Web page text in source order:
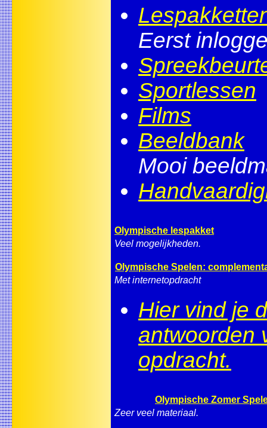
Eerst
Sportlessen
Films
Beeldbank
Mooi
Olympische lespakket
Veel mogelijkheden.
Olympische Spelen:
Met internetopdracht
Hier vind je
antwoorden
opdracht.
Olympische Zomer
Zeer veel materiaal.